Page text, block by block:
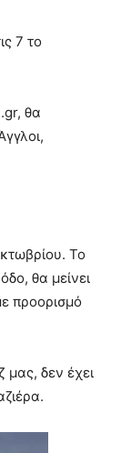
7 το
θα
Το
θα μείνει
προορισμό
μας, δεν έχει